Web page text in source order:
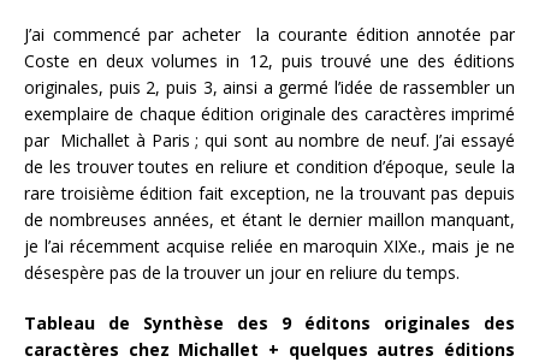
J’ai commencé par acheter la courante édition annotée par
Coste en deux volumes in 12, puis trouvé une des éditions
originales, puis 2, puis 3, ainsi a germé l’idée de rassembler un
exemplaire de chaque édition originale des caractères imprimé
par Michallet à Paris ; qui sont au nombre de neuf. J’ai essayé
de les trouver toutes en reliure et condition d’époque, seule la
rare troisième édition fait exception, ne la trouvant pas depuis
de nombreuses années, et étant le dernier maillon manquant,
je l’ai récemment acquise reliée en maroquin XIXe., mais je ne
désespère pas de la trouver un jour en reliure du temps.
Tableau de Synthèse des 9 éditons originales des
caractères chez Michallet + quelques autres éditions